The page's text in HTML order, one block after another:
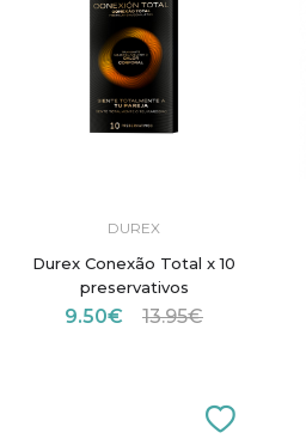
DUREX
Durex Conexão Total x 10
preservativos
9.50€ 13.95€